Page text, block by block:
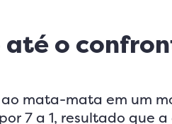
até o
mata-mata em um
7 a 1, resultado que